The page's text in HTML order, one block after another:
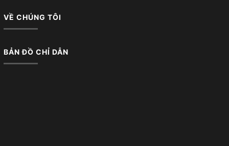
VỀ CHÚNG TÔI
BẢN ĐỒ CHỈ DẪN